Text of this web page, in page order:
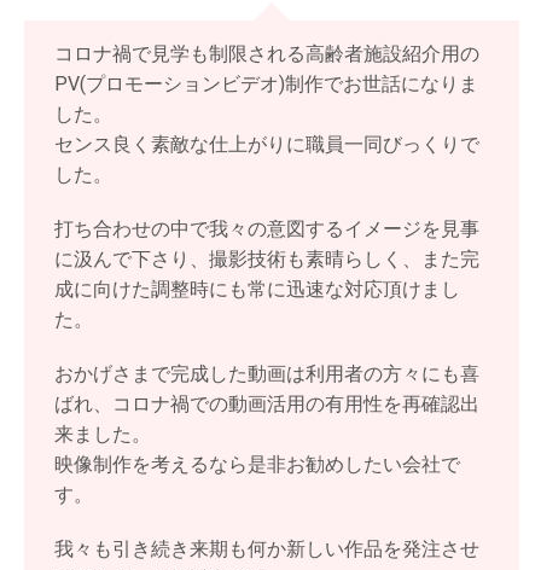
コロナ禍で見学も制限される高齢者施設紹介用の
PV(プロモーションビデオ)制作でお世話になりま
した。
センス良く素敵な仕上がりに職員一同びっくりで
した。
打ち合わせの中で我々の意図するイメージを見事
に汲んで下さり、撮影技術も素晴らしく、また完
成に向けた調整時にも常に迅速な対応頂けまし
た。
おかげさまで完成した動画は利用者の方々にも喜
ばれ、コロナ禍での動画活用の有用性を再確認出
来ました。
映像制作を考えるなら是非お勧めしたい会社で
す。
我々も引き続き来期も何か新しい作品を発注させ